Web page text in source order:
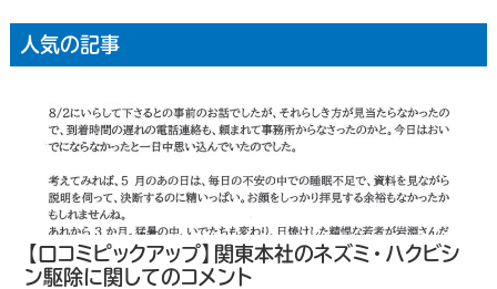
人気の記事
【口コミピックアップ】関東本社のネズミ・ハクビシ
ン駆除に関してのコメント